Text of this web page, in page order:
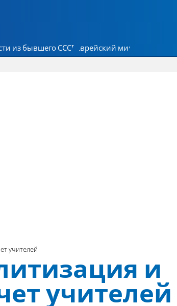
из бывшего СССР Еврейский мир
учителей
и
учителей